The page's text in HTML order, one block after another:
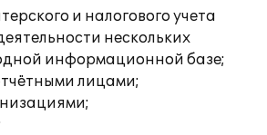
и налогового учета
нескольких
информационной базе;
лицами;